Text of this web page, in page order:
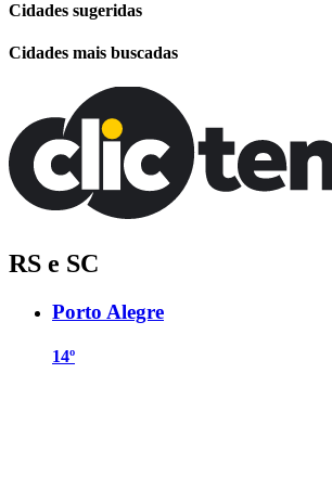
Cidades sugeridas
Cidades mais buscadas
RS e SC
Porto Alegre
14º